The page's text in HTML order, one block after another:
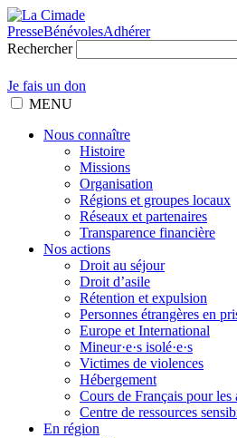
PresseBénévolesAdhérer
Rechercher
Je fais un don
MENU
Nous connaître
Histoire
Missions
Organisation
Régions et groupes locaux
Réseaux et partenaires
Transparence financière
Nos actions
Droit au séjour
Droit d’asile
Rétention et expulsion
Personnes étrangères en
Europe et International
Mineur·e·s isolé·e·s
Victimes de violences
Hébergement
Cours de Français pour les
Centre de ressources
En région